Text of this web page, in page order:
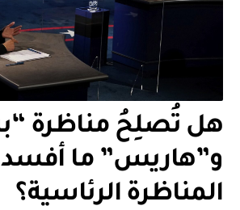
هل تُصلِحُ مناظرة
و”هاريس” ما
المناظرة الرئاسية؟